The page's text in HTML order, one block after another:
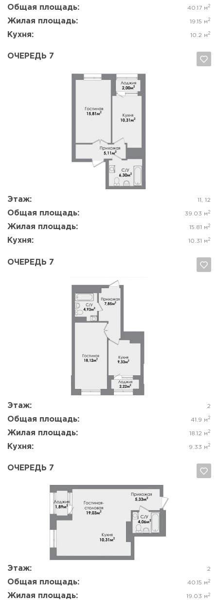
Общая площадь: 40.17 м 2
Жилая площадь: 19.15 м 2
Кухня: 10.2 м 2
ОЧЕРЕДЬ 7
Этаж: 11, 12
Общая площадь: 39.03 м 2
Жилая площадь: 15.81 м 2
Кухня: 10.31 м 2
Да, удалить Отмена
ОЧЕРЕДЬ 7
Этаж: 2
Общая площадь: 41.9 м 2
Жилая площадь: 18.12 м 2
Кухня: 9.33 м 2
Да, удалить Отмена
ОЧЕРЕДЬ 7
Этаж: 2
Общая площадь: 40.15 м 2
Жилая площадь: 19.03 м 2